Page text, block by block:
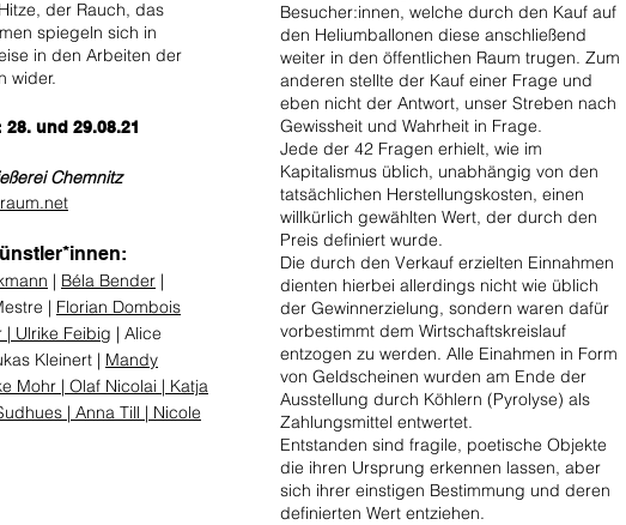
der Rauch, das
spiegeln sich in
in den Arbeiten der
wider.
und 29.08.21
Chemnitz
​ | Béla Bender |
| Florian Dombois
| Ulrike Feibig | Alice
Kleinert | Mandy
Mohr | Olaf Nicolai | Katja
| Anna Till | Nicole
Besucher:innen, welche durch den Kauf auf
den Heliumballonen diese anschließend
weiter in den öffentlichen Raum trugen. Zum
anderen stellte der Kauf einer Frage und
eben nicht der Antwort, unser Streben nach
Gewissheit und Wahrheit in Frage.
Jede der 42 Fragen erhielt, wie im
Kapitalismus üblich, unabhängig von den
tatsächlichen Herstellungskosten, einen
willkürlich gewählten Wert, der durch den
Preis definiert wurde.
Die durch den Verkauf erzielten Einnahmen
dienten hierbei allerdings nicht wie üblich
der Gewinnerzielung, sondern waren dafür
vorbestimmt dem Wirtschaftskreislauf
entzogen zu werden. Alle Einahmen in Form
von Geldscheinen wurden am Ende der
Ausstellung durch Köhlern (Pyrolyse) als
Zahlungsmittel entwertet.
Entstanden sind fragile, poetische Objekte
die ihren Ursprung erkennen lassen, aber
sich ihrer einstigen Bestimmung und deren
definierten Wert entziehen.